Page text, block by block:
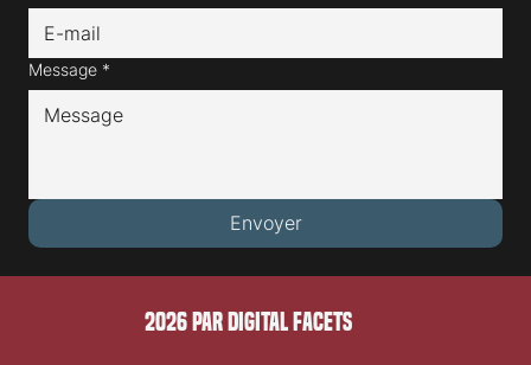
Message *
Envoyer
2026 PAR DIGITAL FACETS